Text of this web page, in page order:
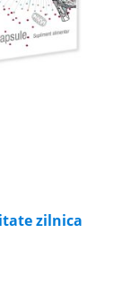
zilnica